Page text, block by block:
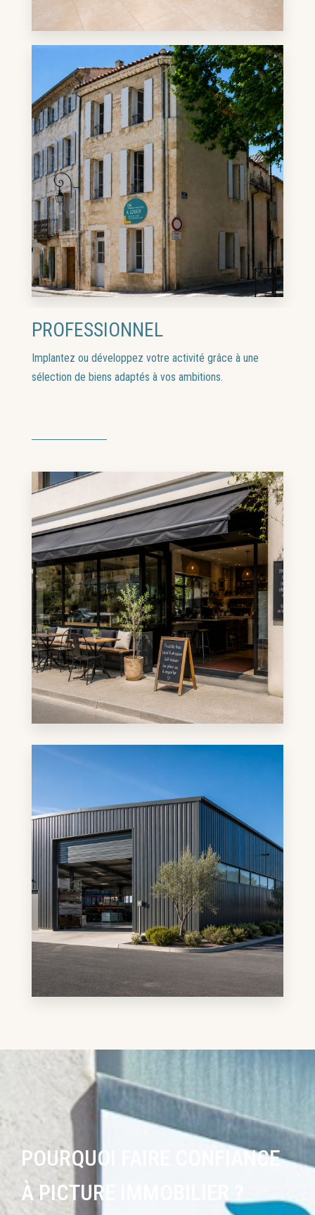
10 annonces
Appartement
EN SAVOIR PLUS
Investissement
EN SAVOIR PLUS
PROFESSIONNEL
Implantez ou développez votre activité grâce à une
sélection de biens adaptés à vos ambitions.
Fonds de Commerce
EN SAVOIR PLUS
POURQUOI FAIRE CONFIANCE
À PICTURE IMMOBILIER ?